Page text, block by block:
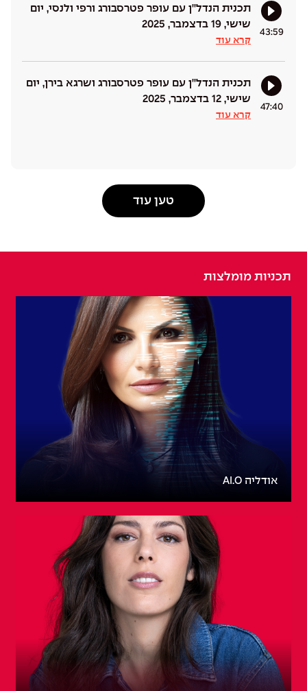
43:59
תכנית הנדל''ן עם עופר פטרסבורג ורפי ולנסי, יום
שישי, 19 בדצמבר, 2025
קרא עוד
47:40
תכנית הנדל''ן עם עופר פטרסבורג ושרגא בירן, יום
שישי, 12 בדצמבר, 2025
קרא עוד
טען עוד
תכניות מומלצות
אודליה AI.O